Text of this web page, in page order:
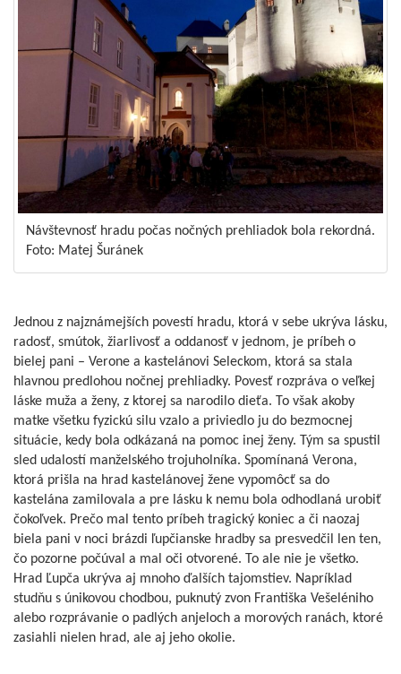
Návštevnosť hradu počas nočných prehliadok bola rekordná.
Foto: Matej Šuránek
Jednou z najznámejších povestí hradu, ktorá v sebe ukrýva lásku,
radosť, smútok, žiarlivosť a oddanosť v jednom, je príbeh o
bielej pani – Verone a kastelánovi Seleckom, ktorá sa stala
hlavnou predlohou nočnej prehliadky. Povesť rozpráva o veľkej
láske muža a ženy, z ktorej sa narodilo dieťa. To však akoby
matke všetku fyzickú silu vzalo a priviedlo ju do bezmocnej
situácie, kedy bola odkázaná na pomoc inej ženy. Tým sa spustil
sled udalostí manželského trojuholníka. Spomínaná Verona,
ktorá prišla na hrad kastelánovej žene vypomôcť sa do
kastelána zamilovala a pre lásku k nemu bola odhodlaná urobiť
čokoľvek. Prečo mal tento príbeh tragický koniec a či naozaj
biela pani v noci brázdi ľupčianske hradby sa presvedčil len ten,
čo pozorne počúval a mal oči otvorené. To ale nie je všetko.
Hrad Ľupča ukrýva aj mnoho ďalších tajomstiev. Napríklad
studňu s únikovou chodbou, puknutý zvon Františka Vešeléniho
alebo rozprávanie o padlých anjeloch a morových ranách, ktoré
zasiahli nielen hrad, ale aj jeho okolie.